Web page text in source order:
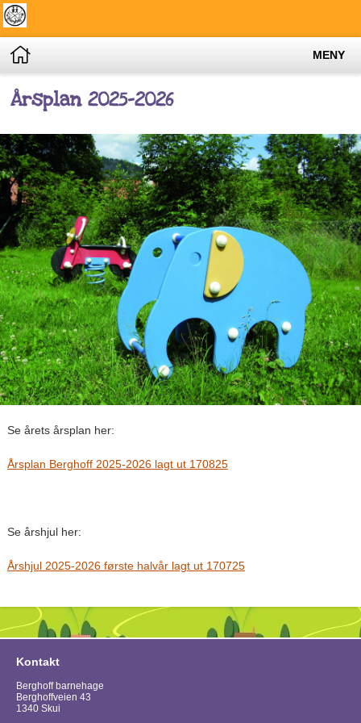
MENY
Årsplan 2025-2026
Se årets årsplan her:
Årsplan Berghoff 2025-2026 lagt ut 170825
Se årshjul her:
Årshjul 2025-2026 første halvår lagt ut 170725
Kontakt
Berghoff barnehage
Berghoffveien 43
1340 Skui